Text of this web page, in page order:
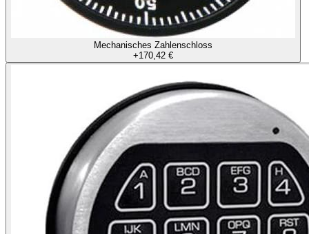
Mechanisches Zahlenschloss
+170,42 €